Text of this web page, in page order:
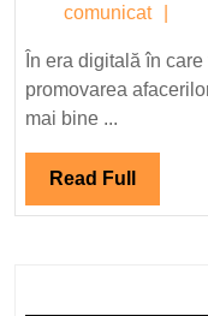
comunicat
În era digitală în
promovarea
mai bine ...
Read Full Read
Full